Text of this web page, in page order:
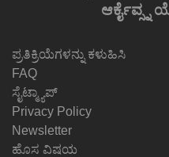
ಪ್ರತಿಕ್ರಿಯೆಗಳನ್ನು ಕಳುಹಿಸಿ
FAQ
ಸೈಟ್ಮ್ಯಾಪ್
Privacy Policy
Newsletter
ಹೊಸ ವಿಷಯ